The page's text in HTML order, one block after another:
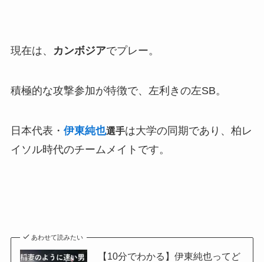
現在は、 カンボジアでプレー。
積極的な攻撃参加が特徴で、左利きの左SB。
日本代表・ 伊東純也選手は大学の同期であり、柏レ
イソル時代のチームメイトです。
あわせて読みたい
【10分でわかる】伊東純也ってど